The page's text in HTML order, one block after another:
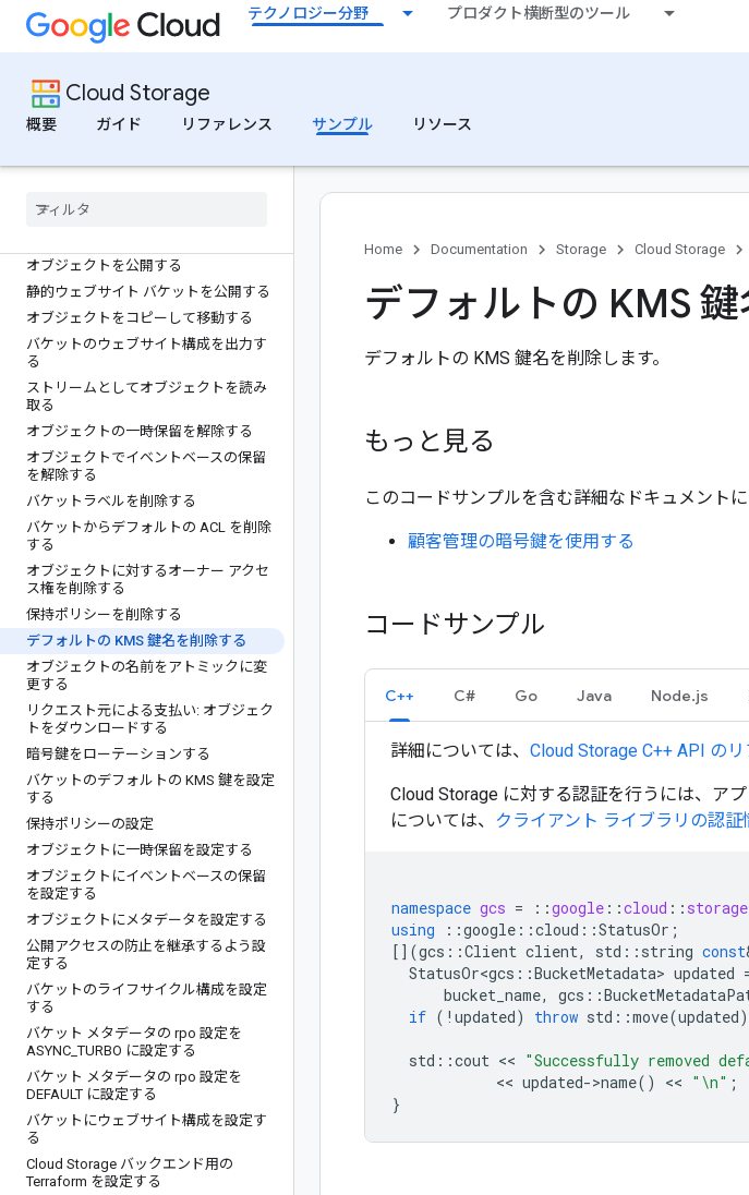
テクノロジー分野 プロダクト横断型のツール
Cloud Storage
概要
ガイド リファレンス サンプル リソース
ページ分けされたファイルリストを表
示する
HMAC キーを一覧表示する
バケット内のオブジェクトを一覧取得
する
バケットを公開する
オブジェクトを公開する
静的ウェブサイト バケットを公開する
オブジェクトをコピーして移動する
バケットのウェブサイト構成を出力す
る
ストリームとしてオブジェクトを読み
取る
オブジェクトの一時保留を解除する
オブジェクトでイベントベースの保留
を解除する
バケットラベルを削除する
バケットからデフォルトの ACL を削除
する
オブジェクトに対するオーナー アクセ
ス権を削除する
保持ポリシーを削除する
デフォルトの KMS 鍵名を削除する
オブジェクトの名前をアトミックに変
更する
リクエスト元による支払い: オブジェク
トをダウンロードする
暗号鍵をローテーションする
バケットのデフォルトの KMS 鍵を設定
する
保持ポリシーの設定
オブジェクトに一時保留を設定する
オブジェクトにイベントベースの保留
を設定する
オブジェクトにメタデータを設定する
公開アクセスの防止を継承するよう設
定する
バケットのライフサイクル構成を設定
する
バケット メタデータの rpo 設定を
ASYNC _TURBO に設定する
バケット メタデータの rpo 設定を
DEFAULT に設定する
バケットにウェブサイト構成を設定す
る
Cloud Storage バックエンド用の
Terraform を設定する
Home Documentation Storage Cloud Storage
デフォルトの KMS
デフォルトの KMS 鍵名を削除します。
もっと見る
このコードサンプルを含む詳細なドキュメント
顧客管理の暗号鍵を使用する
コードサンプル
C++ C# Go Java Node.js
詳細については、 Cloud Storage C++ API のリ
Cloud Storage に対する認証を行うには、ア
については、 クライアント ライブラリの認証
namespace gcs = ::google ::cloud :: storage
using
::google ::cloud ::StatusOr ;
[](gcs ::Client client, std :: string const
StatusOr<gcs ::BucketMetadata> updated
bucket_name, gcs ::
if ( ! updated) throw std ::move(updated
std ::cout << "Successfully removed
            <<
updated->name() << " \n" ;
}